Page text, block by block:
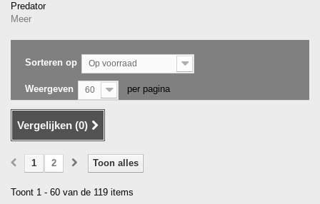
Predator
Meer
Sorteren op Op voorraad
Weergeven 60 per pagina
Vergelijken (0)
Toon alles
1 2
Toont 1 - 60 van de 119 items